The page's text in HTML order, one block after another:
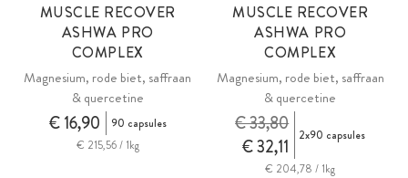
MUSCLE RECOVER
ASHWA PRO
COMPLEX
Magnesium, rode biet, saffraan
& quercetine
€ 16,90
90 capsules
€ 215,56 / 1kg
MUSCLE RECOVER
ASHWA PRO
COMPLEX
Magnesium, rode biet, saffraan
& quercetine
€ 32,11
€ 33,80 2x90 capsules
€ 204,78 / 1kg